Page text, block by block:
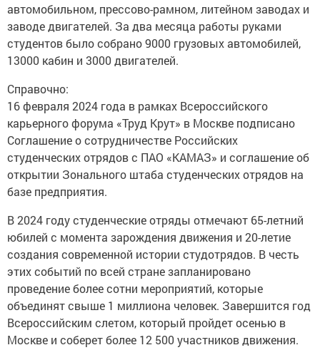
автомобильном, прессово-рамном, литейном заводах и
заводе двигателей. За два месяца работы руками
студентов было собрано 9000 грузовых автомобилей,
13000 кабин и 3000 двигателей.
Справочно:
16 февраля 2024 года в рамках Всероссийского
карьерного форума «Труд Крут» в Москве подписано
Соглашение о сотрудничестве Российских
студенческих отрядов с ПАО «КАМАЗ» и соглашение об
открытии Зонального штаба студенческих отрядов на
базе предприятия.
В 2024 году студенческие отряды отмечают 65-летний
юбилей с момента зарождения движения и 20-летие
создания современной истории студотрядов. В честь
этих событий по всей стране запланировано
проведение более сотни мероприятий, которые
объединят свыше 1 миллиона человек. Завершится год
Всероссийским слетом, который пройдет осенью в
Москве и соберет более 12 500 участников движения.